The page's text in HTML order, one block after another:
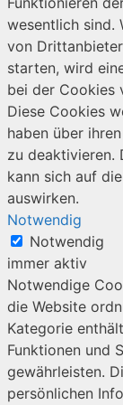
wesentlich sind.
von
starten, wird
bei der Cookies
Diese Cookies
haben über
zu deaktivieren.
kann sich auf
auswirken.
Notwendig
Notwendig
immer aktiv
Notwendige
die Website
Kategorie
Funktionen und
gewährleisten.
persönlichen